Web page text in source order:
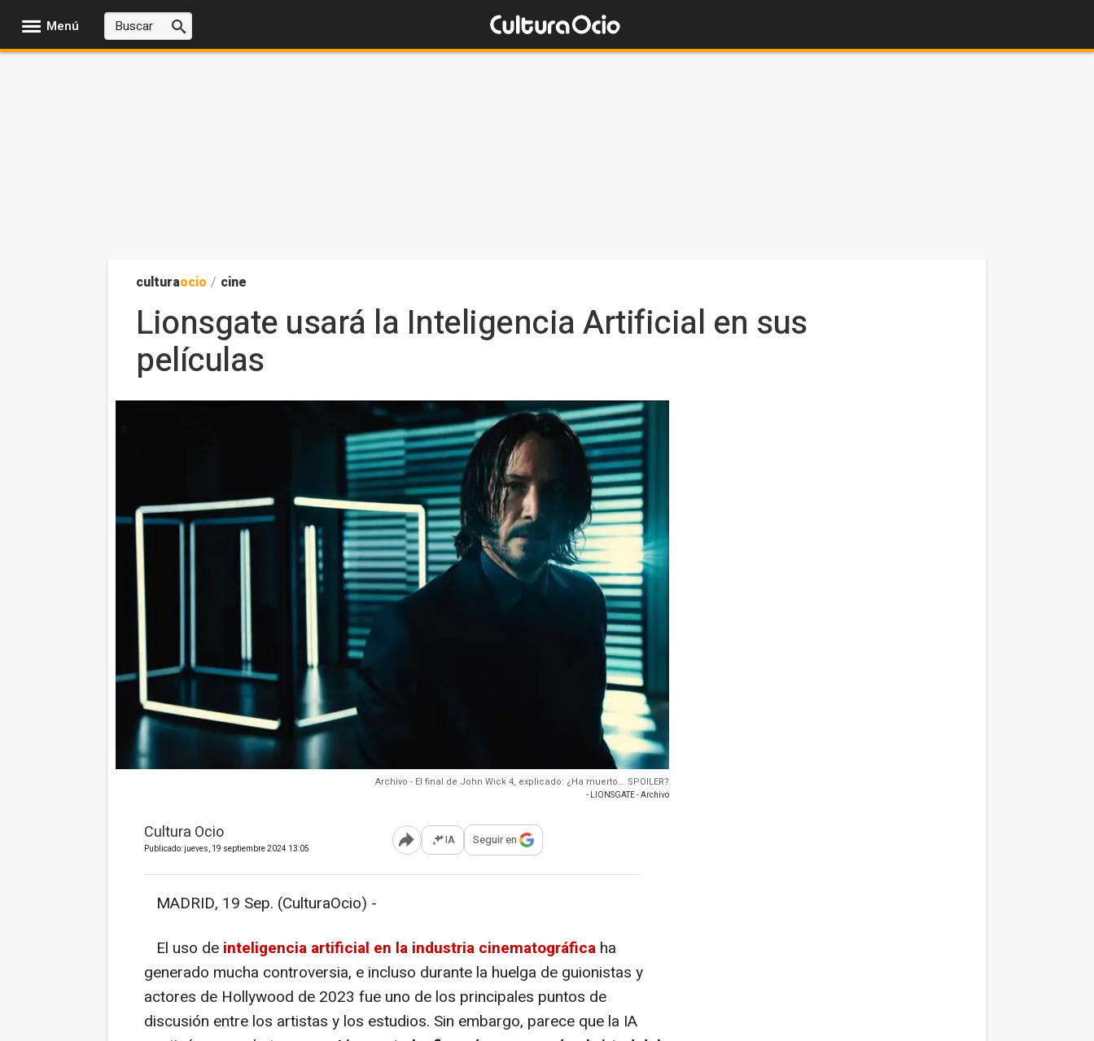
Menú
culturaocio / cine
Lionsgate usará la Inteligencia Artificial en sus
películas
Archivo - El final de John Wick 4, explicado: ¿Ha muerto... SPOILER?
- LIONSGATE - Archivo
Cultura Ocio
Publicado: jueves, 19 septiembre 2024 13:05 Abrir opciones para compartir
IA Seguir en
MADRID, 19 Sep. (CulturaOcio) -
El uso de inteligencia artificial en la industria cinematográfica ha
generado mucha controversia, e incluso durante la huelga de guionistas y
actores de Hollywood de 2023 fue uno de los principales puntos de
discusión entre los artistas y los estudios. Sin embargo, parece que la IA